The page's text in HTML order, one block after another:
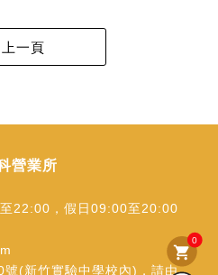
shopping_cart
0
營業所
22:00，假日09:00至20:00
號(新竹實驗中學校內)，請由